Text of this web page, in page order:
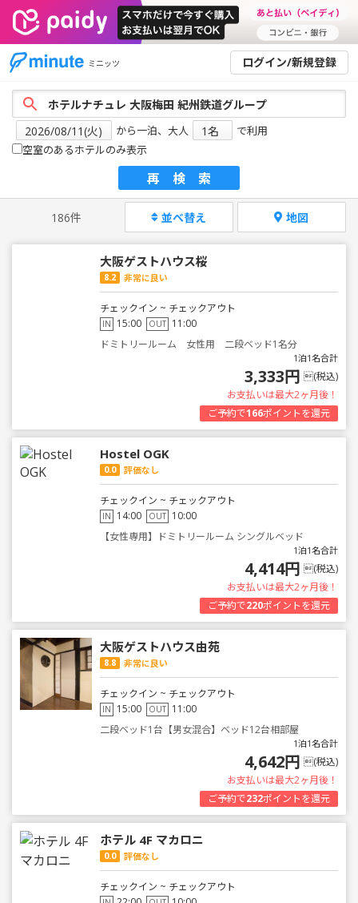
ミニッツ ログイン/新規登録
から一泊、大人
で利用
空室のあるホテルのみ表示
再検索
186件 並べ替え 地図
大阪ゲストハウス桜
8.2 非常に良い
チェックイン ~ チェックアウト
IN 15:00 OUT 11:00
ドミトリールーム 女性用 二段ベッド1名分
1泊1名合計
3,333円 (税込)
お支払いは最大2ヶ月後！
ご予約で166ポイントを還元
Hostel OGK
0.0 評価なし
チェックイン ~ チェックアウト
IN 14:00 OUT 10:00
【女性専用】ドミトリールーム シングルベッド
1泊1名合計
4,414円 (税込)
お支払いは最大2ヶ月後！
ご予約で220ポイントを還元
大阪ゲストハウス由苑
8.8 非常に良い
チェックイン ~ チェックアウト
IN 15:00 OUT 11:00
二段ベッド1台【男女混合】ベッド12台相部屋
1泊1名合計
4,642円 (税込)
お支払いは最大2ヶ月後！
ご予約で232ポイントを還元
ホテル 4F マカロニ
0.0 評価なし
チェックイン ~ チェックアウト